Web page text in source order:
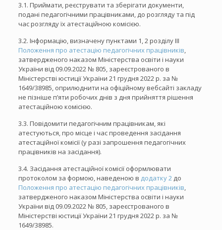
3.1. Приймати, реєструвати та зберігати документи,
подані педагогічними працівниками, до розгляду та під
час розгляду їх атестаційною комісією.
3.2. Інформацію, визначену пунктами 1, 2 розділу ІІІ
Положення про атестацію педагогічних працівників,
затвердженого наказом Міністерства освіти і науки
України від 09.09.2022 № 805, зареєстрованого в
Міністерстві юстиції України 21 грудня 2022 р. за №
1649/38985, оприлюднити на офіційному вебсайті закладу
не пізніше п’яти робочих днів з дня прийняття рішення
атестаційною комісією.
3.3. Повідомити педагогічним працівникам, які
атестуються, про місце і час проведення засідання
атестаційної комісії (у разі запрошення педагогічних
працівників на засідання).
3.4. Засідання атестаційної комісії оформлювати
протоколом за формою, наведеною в додатку 2до
Положення про атестацію педагогічних працівників,
затвердженого наказом Міністерства освіти і науки
України від 09.09.2022 № 805, зареєстрованого в
Міністерстві юстиції України 21 грудня 2022 р. за №
1649/38985.